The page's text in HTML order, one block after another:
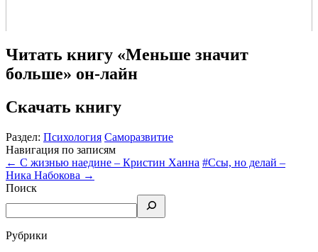
Читать книгу «Меньше значит
больше» он-лайн
Скачать книгу
Раздел: Психология Саморазвитие
Навигация по записям
← С жизнью наедине – Кристин Ханна #Ссы, но делай –
Ника Набокова →
Поиск
Рубрики